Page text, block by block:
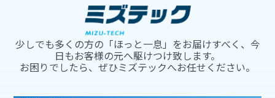
少しでも多くの方の「ほっと一息」をお届けすべく、今
日もお客様の元へ駆けつけ致します。
お困りでしたら、ぜひミズテックへお任せください。